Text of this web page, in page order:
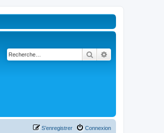
Rechercher
Connexion
S’enregistrer